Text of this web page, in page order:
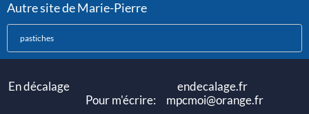
Autre site de Marie-Pierre
pastiches
En décalage endecalage.fr
Pour m'écrire: mpcmoi@orange.fr